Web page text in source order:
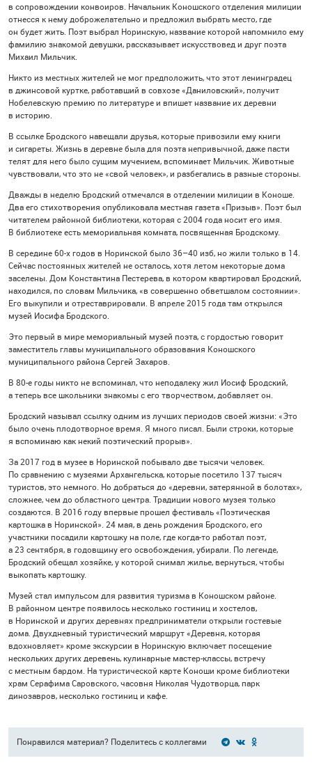
в сопровождении конвоиров. Начальник Коношского отделения милиции
отнесся к нему доброжелательно и предложил выбрать место, где
он будет жить. Поэт выбрал Норинскую, название которой напомнило ему
фамилию знакомой девушки, рассказывает искусствовед и друг поэта
Михаил Мильчик.
Никто из местных жителей не мог предположить, что этот ленинградец
в джинсовой куртке, работавший в совхозе «Даниловский», получит
Нобелевскую премию по литературе и впишет название их деревни
в историю.
В ссылке Бродского навещали друзья, которые привозили ему книги
и сигареты. Жизнь в деревне была для поэта непривычной, даже пасти
телят для него было сущим мучением, вспоминает Мильчик. Животные
чувствовали, что это не «свой человек», и разбегались в разные стороны.
Дважды в неделю Бродский отмечался в отделении милиции в Коноше.
Два его стихотворения опубликовала местная газета «Призыв». Поэт был
читателем районной библиотеки, которая с 2004 года носит его имя.
В библиотеке есть мемориальная комната, посвященная Бродскому.
В середине 60-х годов в Норинской было 36–40 изб, но жили только в 14.
Сейчас постоянных жителей не осталось, хотя летом некоторые дома
заселены. Дом Константина Пестерева, в котором квартировал Бродский,
находился, по словам Мильчика, «в совершенно обветшалом состоянии».
Его выкупили и отреставрировали. В апреле 2015 года там открылся
музей Иосифа Бродского.
Это первый в мире мемориальный музей поэта, с гордостью говорит
заместитель главы муниципального образования Коношского
муниципального района Сергей Захаров.
В 80-е годы никто не вспоминал, что неподалеку жил Иосиф Бродский,
а теперь все школьники знакомы с его творчеством, добавляет он.
Бродский называл ссылку одним из лучших периодов своей жизни: «Это
было очень плодотворное время. Я много писал. Были строки, которые
я вспоминаю как некий поэтический прорыв».
За 2017 год в музее в Норинской побывало две тысячи человек.
По сравнению с музеями Архангельска, которые посетило 137 тысяч
туристов, это немного. Но добраться до «деревни, затерянной в болотах»,
сложнее, чем до областного центра. Традиции нового музея только
создаются. В 2016 году впервые прошел фестиваль «Поэтическая
картошка в Норинской». 24 мая, в день рождения Бродского, его
участники посадили картошку на поле, где когда-то работал поэт,
а 23 сентября, в годовщину его освобождения, убирали. По легенде,
Бродский обещал хозяйке, у которой снимал жилье, вернуться, чтобы
выкопать картошку.
Музей стал импульсом для развития туризма в Коношском районе.
В районном центре появилось несколько гостиниц и хостелов,
в Норинской и других деревнях предприниматели открыли гостевые
дома. Двухдневный туристический маршрут «Деревня, которая
вдохновляет» кроме экскурсии в Норинскую включает посещение
нескольких других деревень, кулинарные мастер-классы, встречу
с местным бардом. На туристической карте Коноши кроме библиотеки
храм Серафима Саровского, часовня Николая Чудотворца, парк
динозавров, несколько гостиниц и кафе.
Понравился материал? Поделитесь с коллегами